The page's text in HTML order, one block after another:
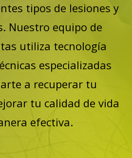
tipos de lesiones y
Nuestro equipo de
utiliza tecnología
especializadas
a recuperar tu
tu calidad de vida
efectiva.